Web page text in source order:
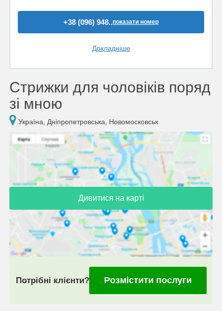
+38 (096) 948..показати номер
Докладніше
Стрижки для чоловіків поряд
зі мною
Україна, Дніпропетровська, Новомосковськ
Дивитися на карті
Потрібні клієнти? Розмістити послуги